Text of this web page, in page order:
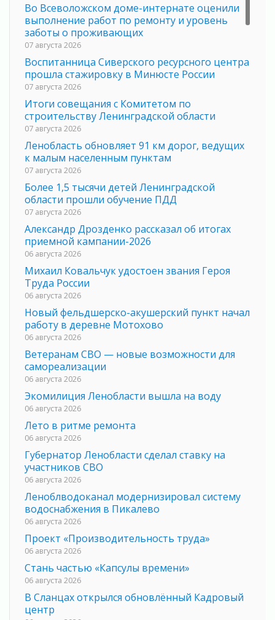
Во Всеволожском доме-интернате оценили
выполнение работ по ремонту и уровень
заботы о проживающих
07 августа 2026
Воспитанница Сиверского ресурсного центра
прошла стажировку в Минюсте России
07 августа 2026
Итоги совещания с Комитетом по
строительству Ленинградской области
07 августа 2026
Ленобласть обновляет 91 км дорог, ведущих
к малым населенным пунктам
07 августа 2026
Более 1,5 тысячи детей Ленинградской
области прошли обучение ПДД
07 августа 2026
Александр Дрозденко рассказал об итогах
приемной кампании-2026
06 августа 2026
Михаил Ковальчук удостоен звания Героя
Труда России
06 августа 2026
Новый фельдшерско-акушерский пункт начал
работу в деревне Мотохово
06 августа 2026
Ветеранам СВО — новые возможности для
самореализации
06 августа 2026
Экомилиция Ленобласти вышла на воду
06 августа 2026
Лето в ритме ремонта
06 августа 2026
Губернатор Ленобласти сделал ставку на
участников СВО
06 августа 2026
Леноблводоканал модернизировал систему
водоснабжения в Пикалево
06 августа 2026
Проект «Производительность труда»
06 августа 2026
Стань частью «Капсулы времени»
06 августа 2026
В Сланцах открылся обновлённый Кадровый
центр